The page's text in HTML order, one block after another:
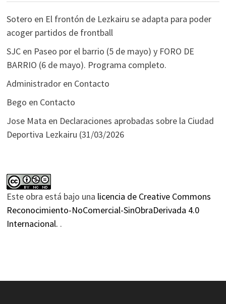
Sotero en El frontón de Lezkairu se adapta para poder
acoger partidos de frontball
SJCen Paseo por el barrio (5 de mayo) y FORO DE
BARRIO (6 de mayo). Programa completo.
Administradoren Contacto
Bego en Contacto
Jose Mata en Declaraciones aprobadas sobre la Ciudad
Deportiva Lezkairu (31/03/2026
Este obra está bajo una licencia de Creative Commons
Reconocimiento-NoComercial-SinObraDerivada 4.0
Internacional. .